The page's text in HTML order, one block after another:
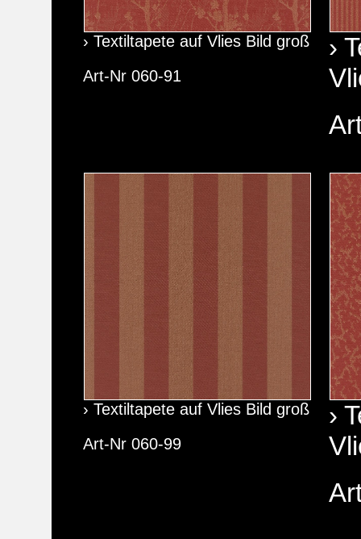
› Textiltapete auf Vlies Bild groß
Art-Nr 060-91
›
› Textiltapete auf Vlies Bild groß
Art-Nr 060-99
›